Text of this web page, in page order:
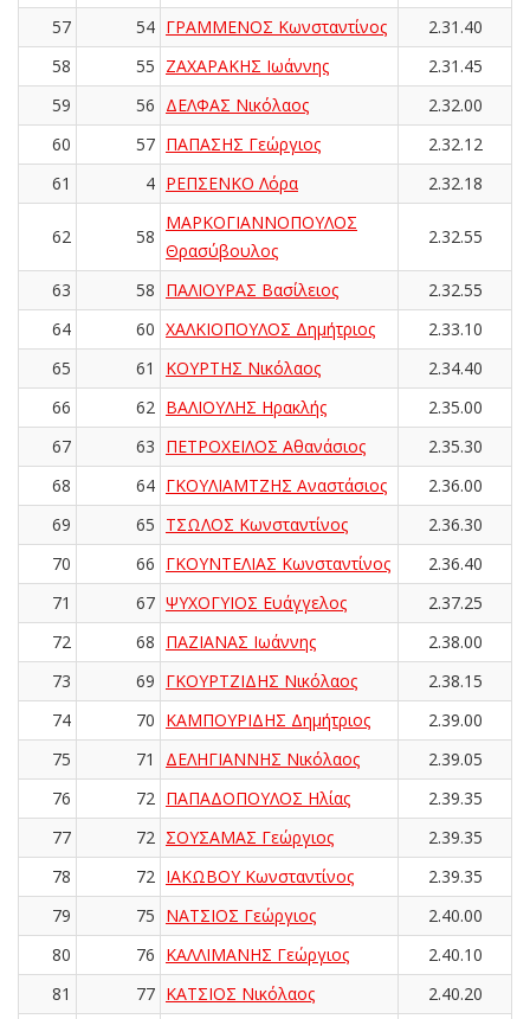
57
54 ΓΡΑΜΜΕΝΟΣ Κωνσταντίνος
2.31.40
58
55 ΖΑΧΑΡΑΚΗΣ Ιωάννης
2.31.45
59
56 ΔΕΛΦΑΣ Νικόλαος
2.32.00
60
57 ΠΑΠΑΣΗΣ Γεώργιος
2.32.12
61
4 ΡΕΠΣΕΝΚΟ Λόρα 2.32.18
62 58
ΜΑΡΚΟΓΙΑΝΝΟΠΟΥΛΟΣ
Θρασύβουλος
2.32.55
63 58 ΠΑΛΙΟΥΡΑΣ Βασίλειος
2.32.55
64
60 ΧΑΛΚΙΟΠΟΥΛΟΣ Δημήτριος
2.33.10
65
61 ΚΟΥΡΤΗΣ Νικόλαος
2.34.40
66
62 ΒΑΛΙΟΥΛΗΣ Ηρακλής
2.35.00
67
63 ΠΕΤΡΟΧΕΙΛΟΣ Αθανάσιος
2.35.30
68
64 ΓΚΟΥΛΙΑΜΤΖΗΣ Αναστάσιος
2.36.00
69
65 ΤΣΩΛΟΣ Κωνσταντίνος
2.36.30
70
66 ΓΚΟΥΝΤΕΛΙΑΣ Κωνσταντίνος
2.36.40
71
67 ΨΥΧΟΓΥΙΟΣ Ευάγγελος
2.37.25
72
68 ΠΑΖΙΑΝΑΣ Ιωάννης
2.38.00
73
69 ΓΚΟΥΡΤΖΙΔΗΣ Νικόλαος
2.38.15
74
70 ΚΑΜΠΟΥΡΙΔΗΣ Δημήτριος
2.39.00
75
71 ΔΕΛΗΓΙΑΝΝΗΣ Νικόλαος
2.39.05
76
72 ΠΑΠΑΔΟΠΟΥΛΟΣ Ηλίας
2.39.35
77
72 ΣΟΥΣΑΜΑΣ Γεώργιος
2.39.35
78
72 ΙΑΚΩΒΟΥ Κωνσταντίνος
2.39.35
79
75 ΝΑΤΣΙΟΣ Γεώργιος
2.40.00
80
76 ΚΑΛΛΙΜΑΝΗΣ Γεώργιος
2.40.10
81
77 ΚΑΤΣΙΟΣ Νικόλαος
2.40.20